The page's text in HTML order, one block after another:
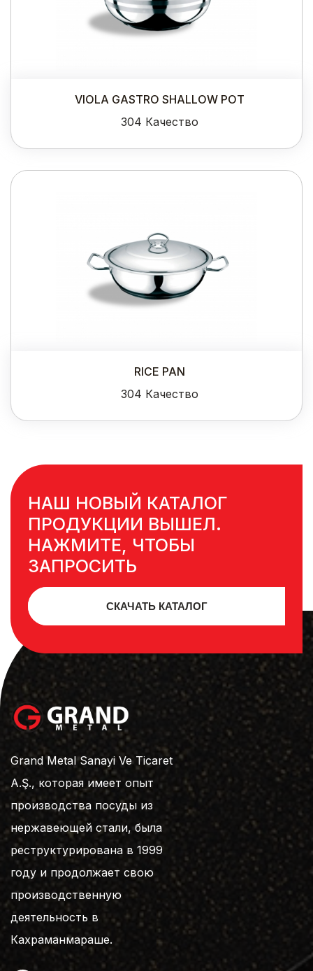
VIOLA GASTRO SHALLOW POT
304 Качество
RICE PAN
304 Качество
НАШ НОВЫЙ КАТАЛОГ
ПРОДУКЦИИ ВЫШЕЛ.
НАЖМИТЕ, ЧТОБЫ
ЗАПРОСИТЬ
СКАЧАТЬ КАТАЛОГ
Grand Metal Sanayi Ve Ticaret
A.Ş., которая имеет опыт
производства посуды из
нержавеющей стали, была
реструктурирована в 1999
году и продолжает свою
производственную
деятельность в
Кахраманмараше.